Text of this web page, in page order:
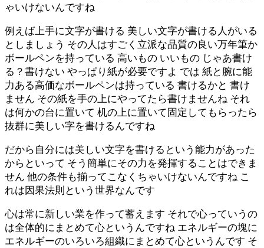
ゃいけないんですね
例えば上手に文字が書ける 美しい文字が書ける人がいる
としましょう その人はすごく立派な品質の良い万年筆か
ボールペンを持っている 高いもの いいもの じゃあ書け
る？書けない やっぱり紙が必要ですよ では 紙と腕に能
力ある高価なボールペンは持っている 書けるかと 書け
ません その紙を手の上にやってたら書けませんね それ
は何かの台に置いて 机の上に置いて固定してもらったら
抜群に美しい字を書けるんですね
だから自分には美しい文字を書けるという能力があった
からといって そう簡単にその力を発揮することはできま
せん 他の条件も揃ってこなくちゃいけないんですね こ
れは因果法則という世界なんです
心は常に新しい業を作って蓄えます それで心っていうの
は全体的にまとめて心というんですね エネルギーの塊に
エネルギーのいろいろ組織にまとめて心というんです そ